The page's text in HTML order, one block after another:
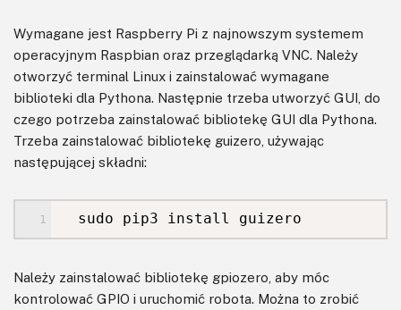
Wymagane jest Raspberry Pi z najnowszym systemem
operacyjnym Raspbian oraz przeglądarką VNC. Należy
otworzyć terminal Linux i zainstalować wymagane
biblioteki dla Pythona. Następnie trzeba utworzyć GUI, do
czego potrzeba zainstalować bibliotekę GUI dla Pythona.
Trzeba zainstalować bibliotekę guizero, używając
następującej składni:
sudo pip3 install guizero
Należy zainstalować bibliotekę gpiozero, aby móc
kontrolować GPIO i uruchomić robota. Można to zrobić